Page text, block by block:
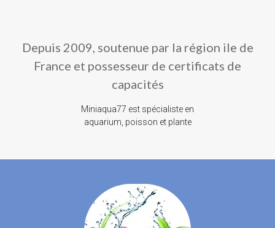
Depuis 2009, soutenue par la région ile de
France et possesseur de certificats de
capacités
Miniaqua77 est spécialiste en
aquarium, poisson et plante